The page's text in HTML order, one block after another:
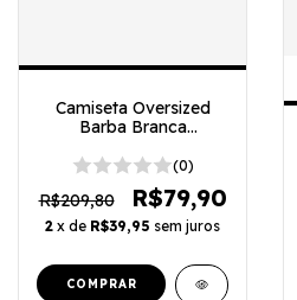
Camiseta Oversized
Barba Branca
(0)
R$209,80 R$79,90
2 x de R$39,95 sem juros
COMPRAR